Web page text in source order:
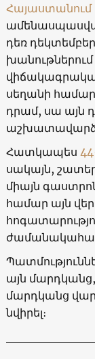
Հայաստանում
դեռ
խանութներում
սեղանի համար
դրամ, սա այն
Հատկապես
սակայն,
միայն
համար այն
այն
մարդկանց
նվիրել։